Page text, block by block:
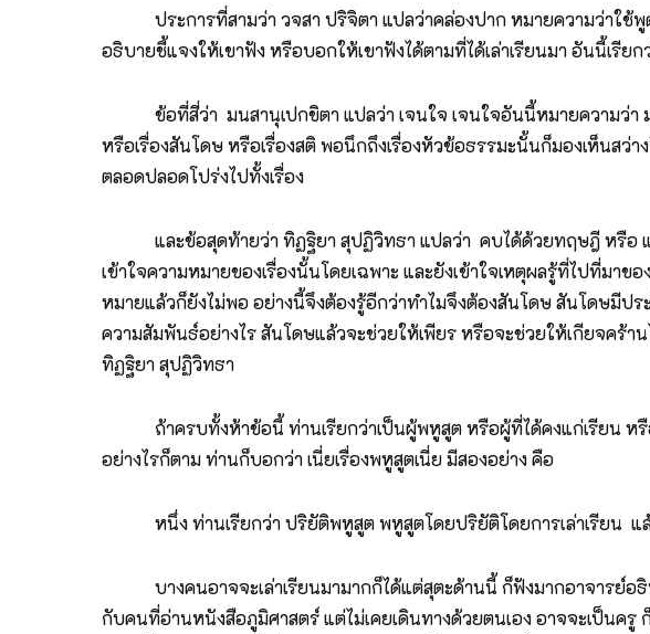
ประการที่สามว่า วจสา ปริจิตา แปลว่าคล่องปาก หมายความว่าใช้พู
อธิบายชี้แจงให้เขาฟัง หรือบอกให้เขาฟังได้ตามที่ได้เล่าเรียนมา อันนี้เรีย
ข้อที่สี่ว่า มนสานุเปกขิตา แปลว่า เจนใจ เจนใจอันนี้หมายความว่า มอ
หรือเรื่องสันโดษ หรือเรื่องสติ พอนึกถึงเรื่องหัวข้อธรรมะนั้นก็มองเห็นสว่
ตลอดปลอดโปร่งไปทั้งเรื่อง
และข้อสุดท้ายว่า ทิฏฐิยา สุปฏิวิทธา แปลว่า คบได้ด้วยทฤษฎี หรือ แ
เข้าใจความหมายของเรื่องนั้นโดยเฉพาะ และยังเข้าใจเหตุผลรู้ที่ไปที่มา
หมายแล้วก็ยังไม่พอ อย่างนี้จึงต้องรู้อีกว่าทำไมจึงต้องสันโดษ สันโดษมีป
ความสัมพันธ์อย่างไร สันโดษแล้วจะช่วยให้เพียร หรือจะช่วยให้เกียจคร้าน
ทิฏฐิยา สุปฏิวิทธา
ถ้าครบทั้งห้าข้อนี้ ท่านเรียกว่าเป็นผู้พหูสูต หรือผู้ที่ได้คงแก่เรียน หรือ
อย่างไรก็ตาม ท่านก็บอกว่า เนี่ยเรื่องพหูสูตเนี่ย มีสองอย่าง คือ
หนึ่ง ท่านเรียกว่า ปริยัติพหูสูต พหูสูตโดยปริยัติโดยการเล่าเรียน
บางคนอาจจะเล่าเรียนมามากก็ได้แต่สุตะด้านนี้ ก็ฟังมากอาจารย์อธิบ
กับคนที่อ่านหนังสือภูมิศาสตร์ แต่ไม่เคยเดินทางด้วยตนเอง อาจจะเป็นครู